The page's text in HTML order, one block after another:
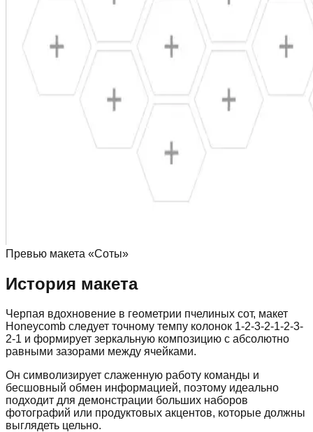
Превью макета «Соты»
История макета
Черпая вдохновение в геометрии пчелиных сот, макет
Honeycomb следует точному темпу колонок 1-2-3-2-1-2-3-
2-1 и формирует зеркальную композицию с абсолютно
равными зазорами между ячейками.
Он символизирует слаженную работу команды и
бесшовный обмен информацией, поэтому идеально
подходит для демонстрации больших наборов
фотографий или продуктовых акцентов, которые должны
выглядеть цельно.